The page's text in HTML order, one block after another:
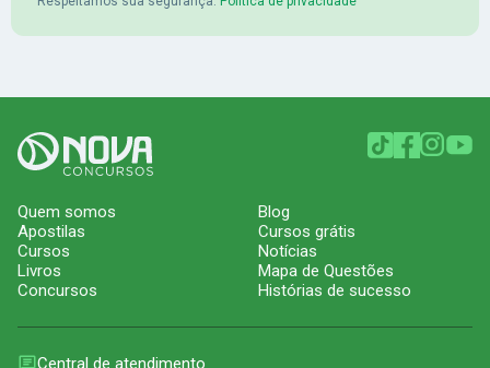
Quem somos
Apostilas
Cursos
Livros
Concursos
Blog
Cursos grátis
Notícias
Mapa de Questões
Histórias de sucesso
Central de atendimento